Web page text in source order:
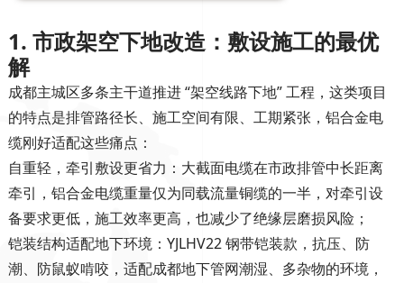
1. 市政架空下地改造：敷设施工的最优
解
成都主城区多条主干道推进 “架空线路下地” 工程，这类项目
的特点是排管路径长、施工空间有限、工期紧张，铝合金电
缆刚好适配这些痛点：
自重轻，牵引敷设更省力 ：大截面电缆在市政排管中长距离
牵引，铝合金电缆重量仅为同载流量铜缆的一半，对牵引设
备要求更低，施工效率更高，也减少了绝缘层磨损风险；
铠装结构适配地下环境：YJLHV22 钢带铠装款，抗压、防
潮、防鼠蚁啃咬，适配成都地下管网潮湿、多杂物的环境，